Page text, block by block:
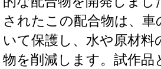
されたこの配合物は、
いて保護し、水や原材料
物を削減します。試作品